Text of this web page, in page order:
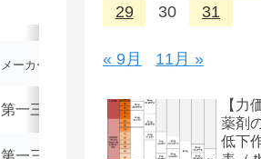
メーカー
第一三共エスファ
29
30 31
« 9月 11月 »
【力
薬剤
低下